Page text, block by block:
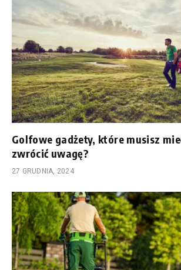
Golfowe gadżety, które musisz
zwrócić uwagę?
27 GRUDNIA, 2024